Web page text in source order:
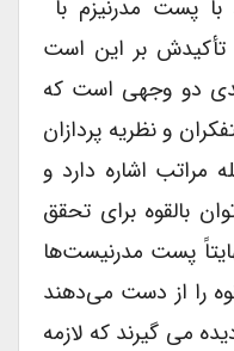
پست مدرنیزم با
تأکیدش بر این است
دو وجهی است که
و نظریه پردازان
اشاره دارد و
بالقوه برای تحقق
پست مدرنیست‌ها
را از دست می‌دهند
می گیرند که لازمه